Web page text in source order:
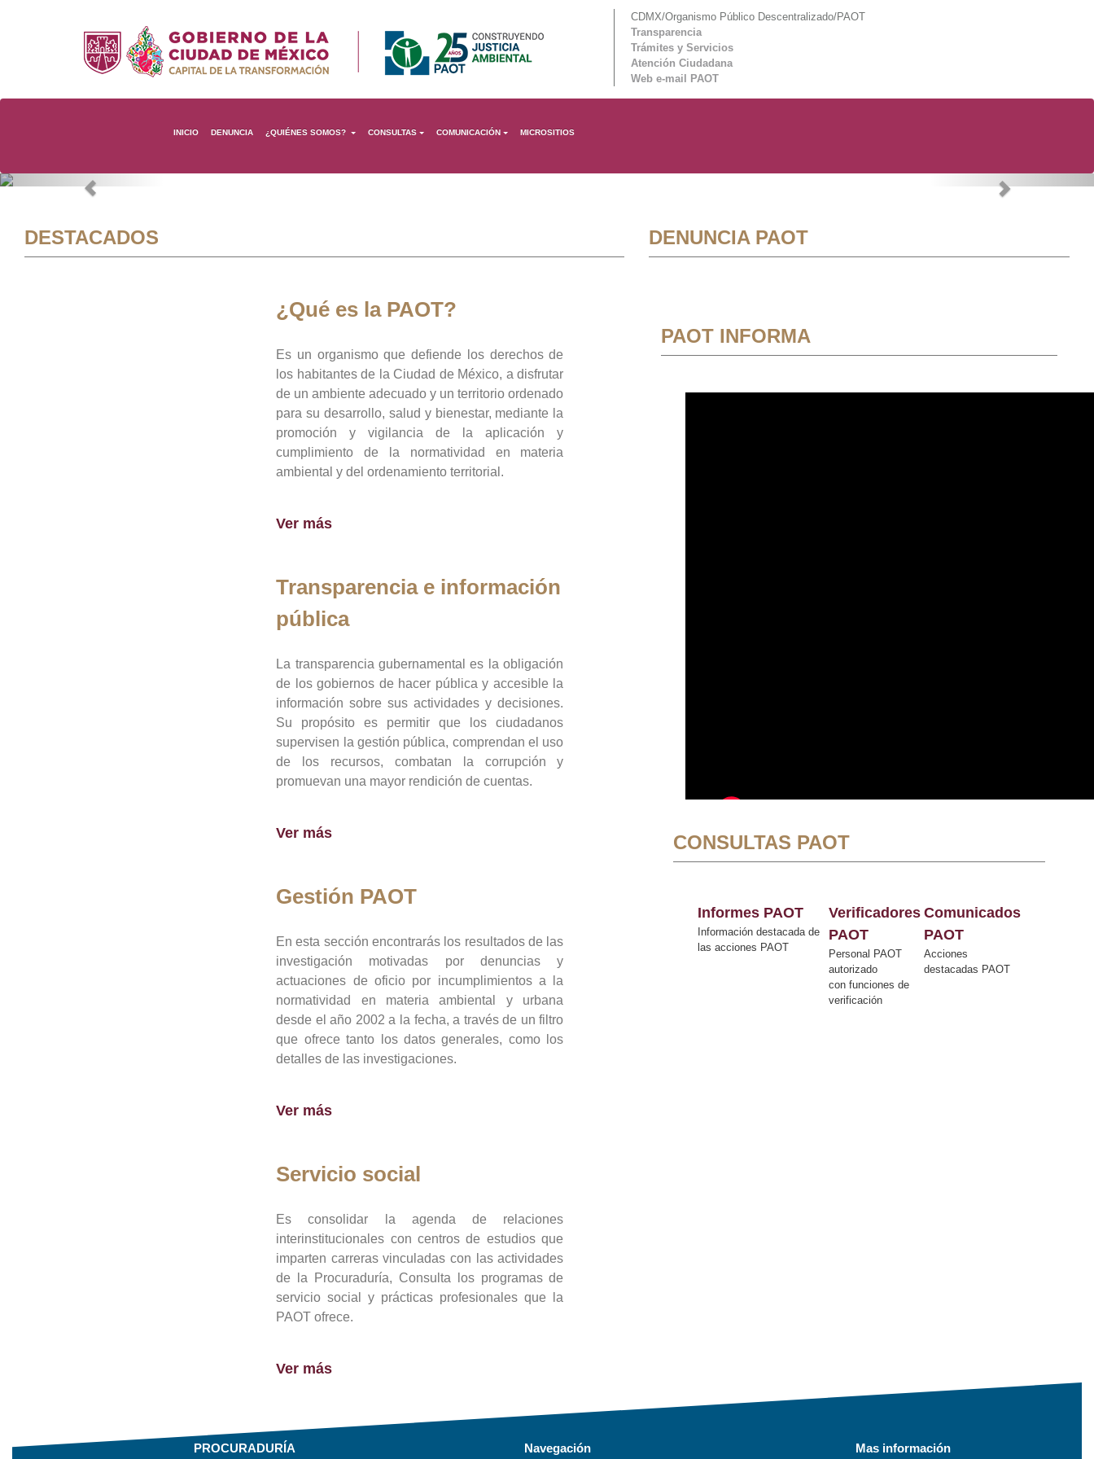
CDMX/Organismo Público Descentralizado/PAOT
Transparencia
Trámites y Servicios
Atención Ciudadana
Web e-mail PAOT
INICIO DENUNCIA ¿QUIÉNES SOMOS? CONSULTAS COMUNICACIÓN MICROSITIOS
Previous Next
DESTACADOS
¿Qué es la PAOT?
Es un organismo que defiende los derechos de
los habitantes de la Ciudad de México, a disfrutar
de un ambiente adecuado y un territorio ordenado
para su desarrollo, salud y bienestar, mediante la
promoción y vigilancia de la aplicación y
cumplimiento de la normatividad en materia
ambiental y del ordenamiento territorial.
Ver más
Transparencia e información
pública
La transparencia gubernamental es la obligación
de los gobiernos de hacer pública y accesible la
información sobre sus actividades y decisiones.
Su propósito es permitir que los ciudadanos
supervisen la gestión pública, comprendan el uso
de los recursos, combatan la corrupción y
promuevan una mayor rendición de cuentas.
Ver más
Gestión PAOT
En esta sección encontrarás los resultados de las
investigación motivadas por denuncias y
actuaciones de oficio por incumplimientos a la
normatividad en materia ambiental y urbana
desde el año 2002 a la fecha, a través de un filtro
que ofrece tanto los datos generales, como los
detalles de las investigaciones.
Ver más
Servicio social
Es consolidar la agenda de relaciones
interinstitucionales con centros de estudios que
imparten carreras vinculadas con las actividades
de la Procuraduría, Consulta los programas de
servicio social y prácticas profesionales que la
PAOT ofrece.
Ver más
DENUNCIA PAOT
PAOT INFORMA
CONSULTAS PAOT
Informes PAOT
Información destacada de
las acciones PAOT
Verificadores
PAOT
Personal PAOT
autorizado
con funciones de
verificación
Comunicados
PAOT
Acciones
destacadas PAOT
PROCURADURÍA Navegación Mas información